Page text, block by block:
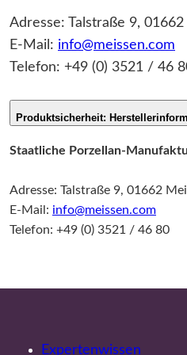
Adresse: Talstraße 9,
E-Mail: info@meissen.com
Telefon: +49 (0) 3521 / 46
Produktsicherheit:
Staatliche Porzellan-
Adresse: Talstraße 9, 01662
E-Mail: info@meissen.com
Telefon: +49 (0) 3521 / 46 80
Expertenwissen